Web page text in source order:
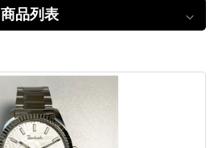
商品列表